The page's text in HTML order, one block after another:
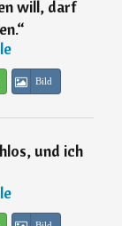
will, darf
“
Bild
und ich